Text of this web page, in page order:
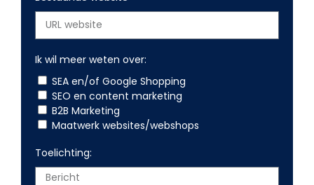
Ik wil meer weten over:
SEA en/of Google Shopping
SEO en content marketing
B2B Marketing
Maatwerk websites/webshops
Toelichting: